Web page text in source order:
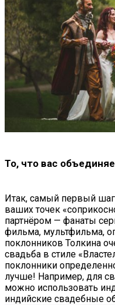
То, что вас
Итак, самый первый
ваших точек
партнёром — фанаты
фильма, мультфильма,
поклонников Толкина
свадьба в стиле
поклонники
лучше! Например, для
можно использовать
индийские свадебные